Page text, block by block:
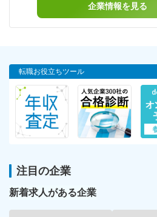
企業情報を見る
転職お役立ちツール
注目の企業
新着求人がある企業